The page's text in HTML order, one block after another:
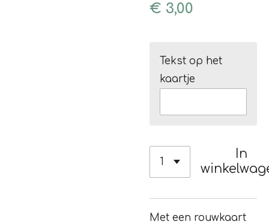
€ 3,00
Tekst op het
kaartje
In
Met een rouwkaart